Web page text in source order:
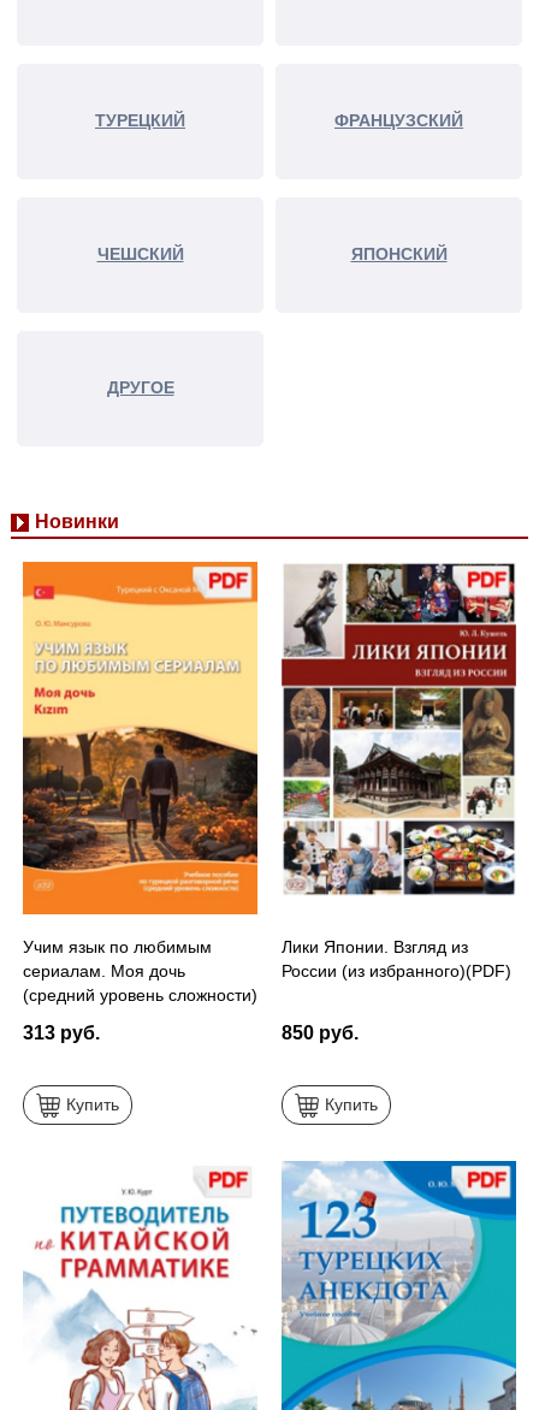
ТУРЕЦКИЙ ФРАНЦУЗСКИЙ
ЧЕШСКИЙ ЯПОНСКИЙ
ДРУГОЕ
Новинки
Учим язык по любимым
сериалам. Моя дочь
(средний уровень сложности)
313 руб.
Купить
Лики Японии. Взгляд из
России (из избранного)(PDF)
850 руб.
Купить